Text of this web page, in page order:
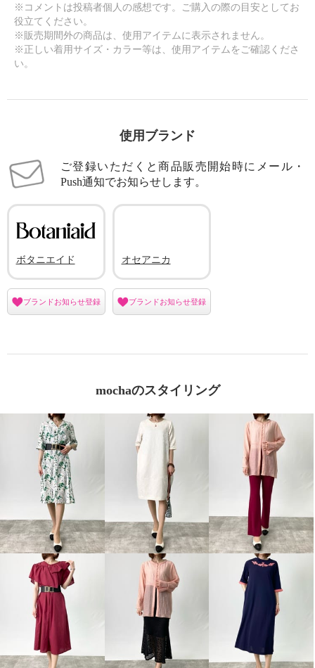
※コメントは投稿者個人の感想です。ご購入の際の目安としてお
役立てください。
※販売期間外の商品は、使用アイテムに表示されません。
※正しい着用サイズ・カラー等は、使用アイテムをご確認くださ
い。
使用ブランド
ご登録いただくと商品販売開始時にメール・
Push通知でお知らせします。
ボタニエイド
ブランドお知らせ登録
オセアニカ
ブランドお知らせ登録
mochaのスタイリング